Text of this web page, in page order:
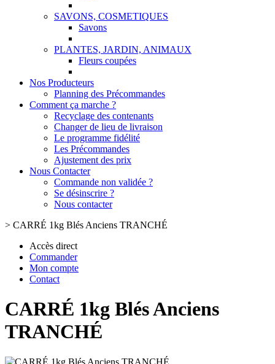
SAVONS, COSMETIQUES
Savons
PLANTES, JARDIN, ANIMAUX
Fleurs coupées
Nos Producteurs
Planning des Précommandes
Comment ça marche ?
Recyclage des contenants
Changer de lieu de livraison
Le programme fidélité
Les Précommandes
Ajustement des prix
Nous Contacter
Commande non validée ?
Se désinscrire ?
Nous contacter
> CARRÉ 1kg Blés Anciens TRANCHÉ
Accès direct
Commander
Mon compte
Contact
CARRÉ 1kg Blés Anciens
TRANCHÉ